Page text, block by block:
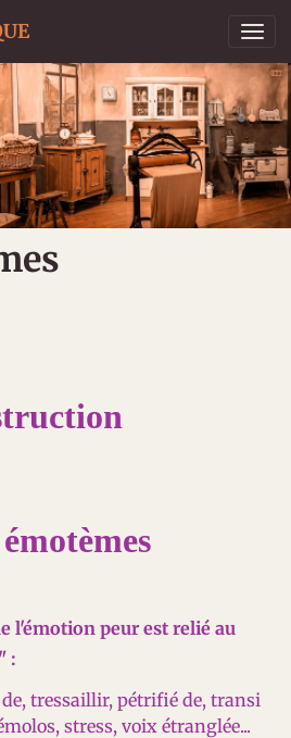
l'émotion peur est relié au
:
tressaillir, pétrifié de, transi
stress, voix étranglée...